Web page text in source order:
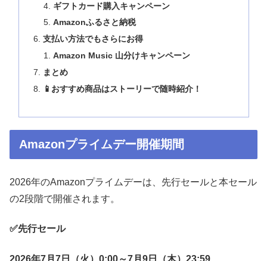
ギフトカード購入キャンペーン
Amazonふるさと納税
支払い方法でもさらにお得
Amazon Music 山分けキャンペーン
まとめ
📱おすすめ商品はストーリーで随時紹介！
Amazonプライムデー開催期間
2026年のAmazonプライムデーは、先行セールと本セール
の2段階で開催されます。
✅️先行セール
2026年7月7日（火）0:00～7月9日（木）23:59